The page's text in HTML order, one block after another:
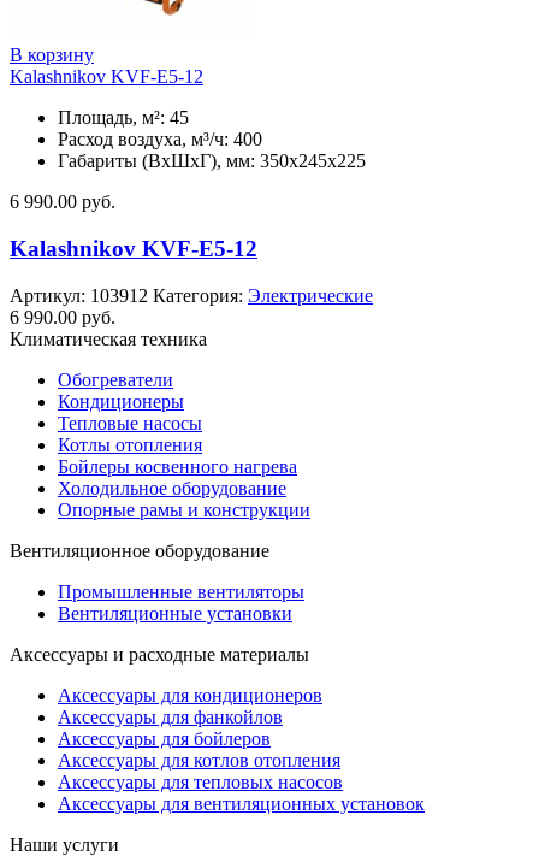
В корзину
Kalashnikov KVF-E5-12
Площадь, м²: 45
Расход воздуха, м³/ч: 400
Габариты (ВхШхГ), мм: 350x245x225
6 990.00 руб.
Kalashnikov KVF-E5-12
Артикул: 103912 Категория: Электрические
6 990.00 руб.
Климатическая техника
Обогреватели
Кондиционеры
Тепловые насосы
Котлы отопления
Бойлеры косвенного нагрева
Холодильное оборудование
Опорные рамы и конструкции
Вентиляционное оборудование
Промышленные вентиляторы
Вентиляционные установки
Аксессуары и расходные материалы
Аксессуары для кондиционеров
Аксессуары для фанкойлов
Аксессуары для бойлеров
Аксессуары для котлов отопления
Аксессуары для тепловых насосов
Аксессуары для вентиляционных установок
Наши услуги